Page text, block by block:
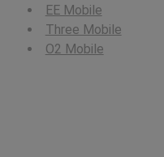
EE Mobile
Three Mobile
O2 Mobile